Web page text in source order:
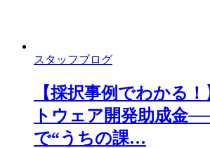
スタッフブログ
【採択事例でわかる
トウェア開発助成金
で“うちの課…